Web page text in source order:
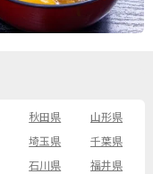
秋田県
山形県
埼玉県
千葉県
石川県
福井県